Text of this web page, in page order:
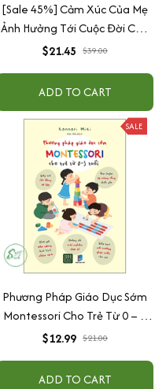
[Sale 45%] Cảm Xúc Của Mẹ
Ảnh Hưởng Tới Cuộc Đời Của
Con
$21.45 $39.00
ADD TO CART
SALE
Phương Pháp Giáo Dục Sớm
Montessori Cho Trẻ Từ 0 – 3
Tuổi
$12.99 $21.00
ADD TO CART